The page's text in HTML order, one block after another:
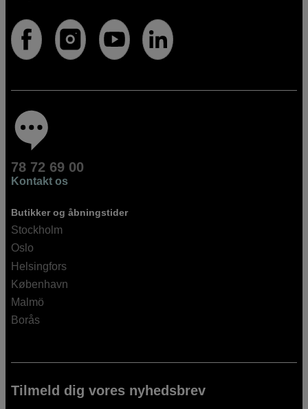
78 72 69 00
Kontakt os
Butikker og åbningstider
Stockholm
Oslo
Helsingfors
København
Malmö
Borås
Tilmeld dig vores nyhedsbrev